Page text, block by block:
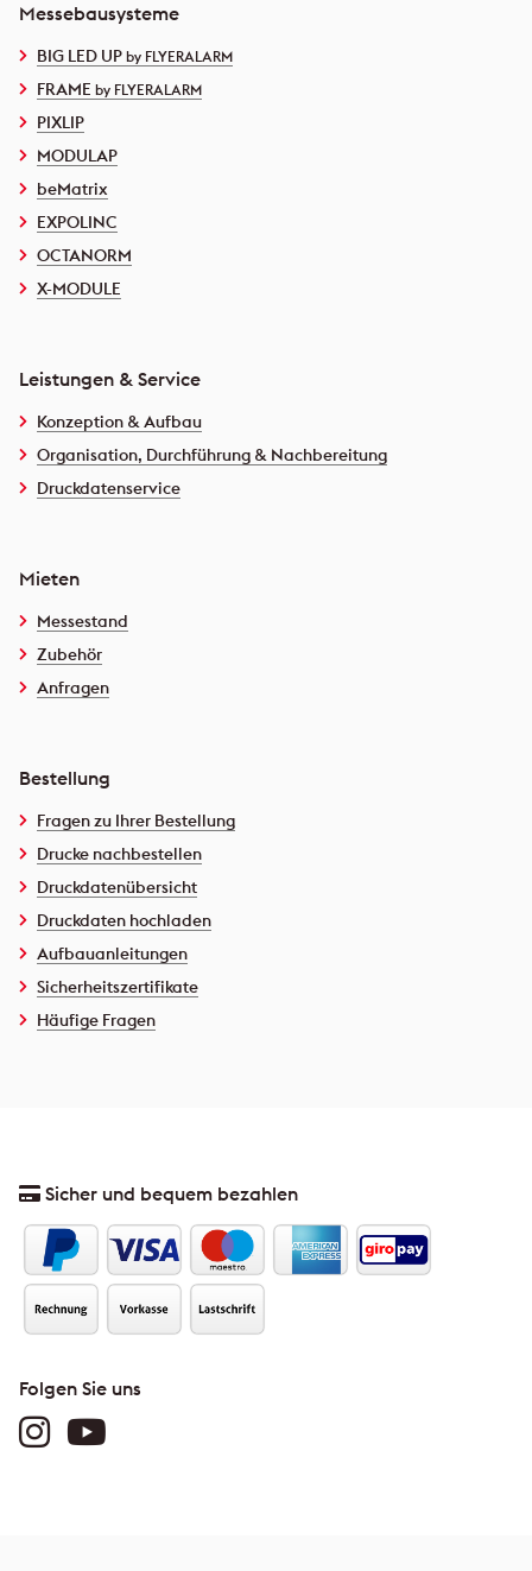
Messebausysteme
BIG LED UP by FLYERALARM
FRAME by FLYERALARM
PIXLIP
MODULAP
beMatrix
EXPOLINC
OCTANORM
X-MODULE
Leistungen & Service
Konzeption & Aufbau
Organisation, Durchführung & Nachbereitung
Druckdatenservice
Mieten
Messestand
Zubehör
Anfragen
Bestellung
Fragen zu Ihrer Bestellung
Drucke nachbestellen
Druckdatenübersicht
Druckdaten hochladen
Aufbauanleitungen
Sicherheitszertifikate
Häufige Fragen
Sicher und bequem bezahlen
Folgen Sie uns